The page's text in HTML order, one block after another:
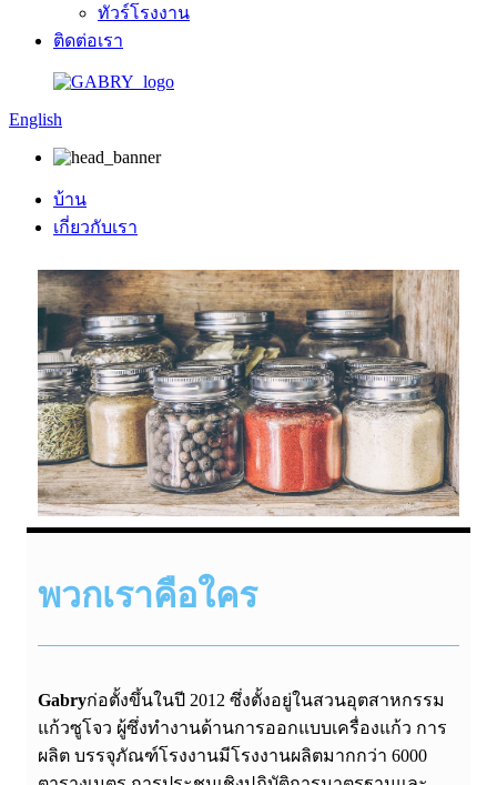
ทัวร์โรงงาน
ติดต่อเรา
English
บ้าน
เกี่ยวกับเรา
พวกเราคือใคร
Gabryก่อตั้งขึ้นในปี 2012 ซึ่งตั้งอยู่ในสวนอุตสาหกรรม
แก้วซูโจว ผู้ซึ่งทำงานด้านการออกแบบเครื่องแก้ว การ
ผลิต บรรจุภัณฑ์โรงงานมีโรงงานผลิตมากกว่า 6000